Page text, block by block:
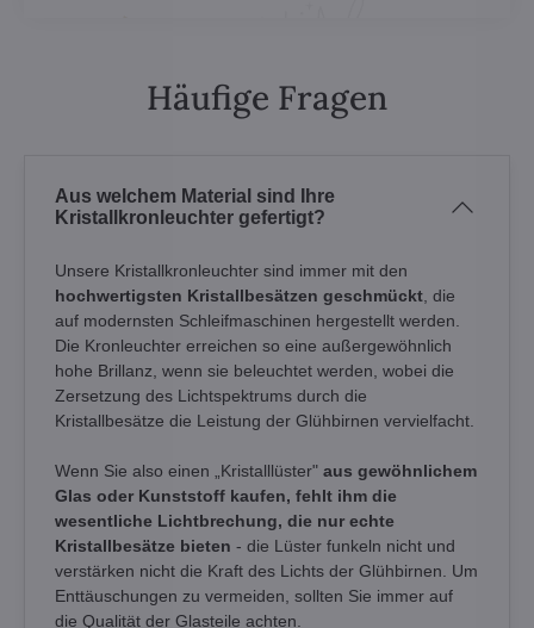
Häufige Fragen
Aus welchem Material sind Ihre
Kristallkronleuchter gefertigt?
Unsere Kristallkronleuchter sind immer mit den
hochwertigsten Kristallbesätzen geschmückt , die
auf modernsten Schleifmaschinen hergestellt werden.
Die Kronleuchter erreichen so eine außergewöhnlich
hohe Brillanz, wenn sie beleuchtet werden, wobei die
Zersetzung des Lichtspektrums durch die
Kristallbesätze die Leistung der Glühbirnen vervielfacht.
Wenn Sie also einen „Kristalllüster" aus gewöhnlichem
Glas oder Kunststoff kaufen, fehlt ihm die
wesentliche Lichtbrechung, die nur echte
Kristallbesätze bieten - die Lüster funkeln nicht und
verstärken nicht die Kraft des Lichts der Glühbirnen. Um
Enttäuschungen zu vermeiden, sollten Sie immer auf
die Qualität der Glasteile achten.